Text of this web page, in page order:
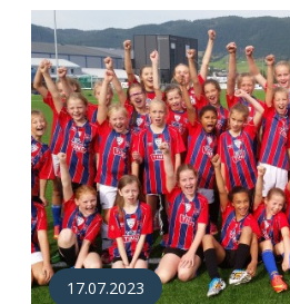
17.07.2023